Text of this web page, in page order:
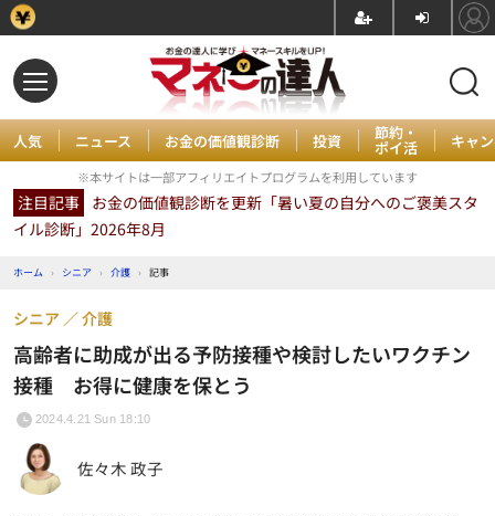
人気 ニュース お金の価値観診断 投資 節約・
ポイ活 キャ
※本サイトは一部アフィリエイトプログラムを利用しています
注目記事 お金の価値観診断を更新「暑い夏の自分へのご褒美スタ
イル診断」2026年8月
ホーム › シニア › 介護 › 記事
高齢者に助成が出る予防接種や検討したいワクチン
接種 お得に健康を保とう
シニア 介護
2024.4.21 Sun 18:10
佐々木 政子